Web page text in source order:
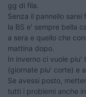
gg di fila.
Senza il pannello
la BS e' sempre bella
a sera e quello che
mattina dopo.
In inverno ci vuole piu'
(giornate piu' corte) e
Se avessi posto,
tutti i problemi anche